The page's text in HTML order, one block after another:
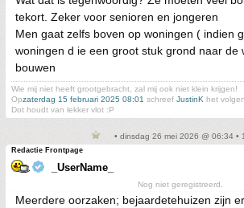
tekort. Zeker voor senioren en jongeren
Men gaat zelfs boven op woningen ( indien
woningen d ie een groot stuk grond naar de
bouwen
Wie mij niet heeft grootgebracht, zal mij ook niet klein krijgen!
Opzaterdag 15 februari 2025 08:01 schreef JustinK het
Dot houdt van lekker vlot :P
• dinsdag 26 mei 2026 @ 06:34 •
Redactie Frontpage
_UserName_
Nog niet geregistreerd.
Meerdere oorzaken; bejaardetehuizen zijn